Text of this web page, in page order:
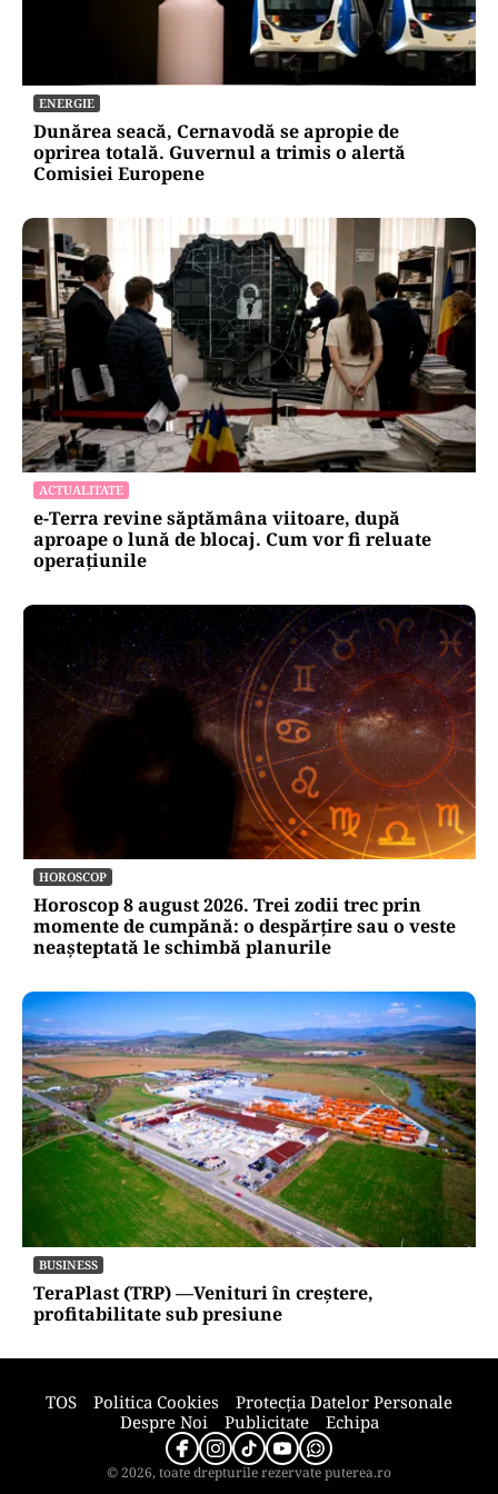
România, în fața scenariului unui posibil atac
rusesc! Orice e posibil, dar Țările Baltice și
Polonia par în prima linie!
ENERGIE
Dunărea seacă, Cernavodă se apropie de
oprirea totală. Guvernul a trimis o alertă
Comisiei Europene
e-Terra revine săptămâna viitoare, după
aproape o lună de blocaj. Cum vor fi reluate
operațiunile
HOROSCOP
Horoscop 8 august 2026. Trei zodii trec prin
momente de cumpănă: o despărțire sau o veste
neașteptată le schimbă planurile